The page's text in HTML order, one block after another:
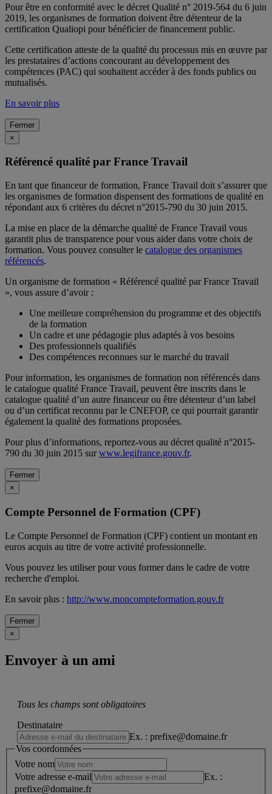
Pour être en conformité avec le décret Qualité n° 2019-564 du 6 juin
2019, les organismes de formation doivent être détenteur de la
certification Qualiopi pour bénéficier de financement public.
Cette certification atteste de la qualité du processus mis en œuvre par
les prestataires d’actions concourant au développement des
compétences (PAC) qui souhaitent accéder à des fonds publics ou
mutualisés.
En savoir plus
Fermer
×
Référencé qualité par France Travail
En tant que financeur de formation, France Travail doit s’assurer que
les organismes de formation dispensent des formations de qualité en
répondant aux 6 critères du décret n°2015-790 du 30 juin 2015.
La mise en place de la démarche qualité de France Travail vous
garantit plus de transparence pour vous aider dans votre choix de
formation. Vous pouvez consulter le catalogue des organismes
référencés.
Un organisme de formation « Référencé qualité par France Travail
», vous assure d’avoir :
Une meilleure compréhension du programme et des objectifs
de la formation
Un cadre et une pédagogie plus adaptés à vos besoins
Des professionnels qualifiés
Des compétences reconnues sur le marché du travail
Pour information, les organismes de formation non référencés dans
le catalogue qualité France Travail, peuvent être inscrits dans le
catalogue qualité d’un autre financeur ou être détenteur d’un label
ou d’un certificat reconnu par le CNEFOP, ce qui pourrait garantir
également la qualité des formations proposées.
Pour plus d’informations, reportez-vous au décret qualité n°2015-
790 du 30 juin 2015 surwww.legifrance.gouv.fr.
Fermer
×
Compte Personnel de Formation (CPF)
Le Compte Personnel de Formation (CPF) contient un montant en
euros acquis au titre de votre activité professionnelle.
Vous pouvez les utiliser pour vous former dans le cadre de votre
recherche d'emploi.
En savoir plus : http://www.moncompteformation.gouv.fr
Fermer
×
Envoyer à un ami
Tous les champs sont obligatoires
Destinataire
Ex. : prefixe@domaine.fr
Vos coordonnées
Votre nom
Votre adresse e-mail
Ex. :
prefixe@domaine.fr